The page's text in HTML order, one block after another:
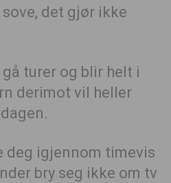
det gjør ikke
turer og blir helt i
derimot vil heller
deg igjennom timevis
bry seg ikke om tv